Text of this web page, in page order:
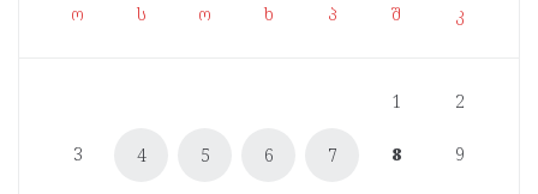
ო ს ო ხ პ შ კ
1 2
3 4 5 6 7 8 9